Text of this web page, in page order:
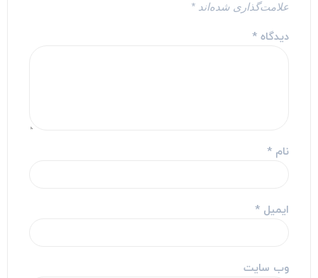
علامت‌گذاری شده‌اند*
دیدگاه*
نام*
ایمیل*
وب‌ سایت